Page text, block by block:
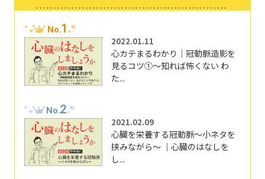
No.1
2022.01.11
心カテまるわかり｜冠動脈造影を
見るコツ①～知れば怖くない わ
た...
No.2
2021.02.09
心臓を栄養する冠動脈～小ネタを
挟みながら～ ｜心臓のはなしを
し...